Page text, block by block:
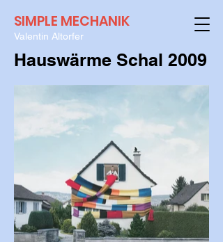
SIMPLE MECHANIK
Valentin Altorfer
Hauswärme Schal 2009